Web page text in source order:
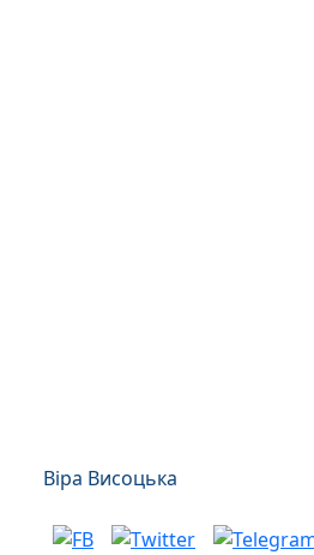
Віра Висоцька